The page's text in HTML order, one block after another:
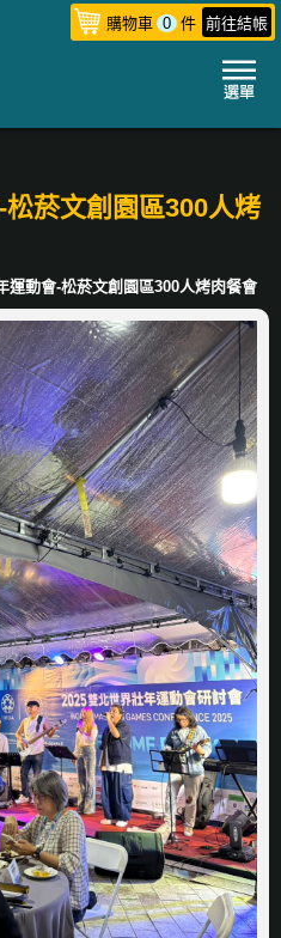
購物車 0 件 前往結帳
菸文創園區300人烤
運動會-松菸文創園區300人烤肉餐會